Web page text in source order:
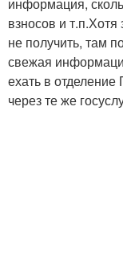
взносов и
не получить, там
свежая
ехать в
через те же